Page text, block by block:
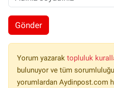
Gönder
Yorum yazarak topluluk
bulunuyor ve tüm
yorumlardan Aydinpost.com